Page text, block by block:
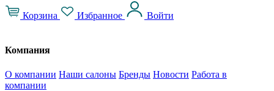
Корзина Избранное Войти
Компания
О компании Наши салоны Бренды Новости Работа в
компании